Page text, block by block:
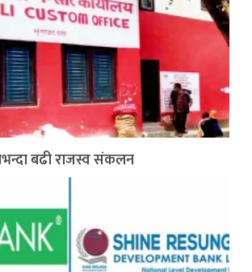
बढी राजस्व संकलन